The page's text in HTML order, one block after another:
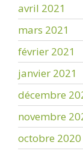
avril 2021
mars 2021
février 2021
janvier 2021
décembre
novembre
octobre 2020